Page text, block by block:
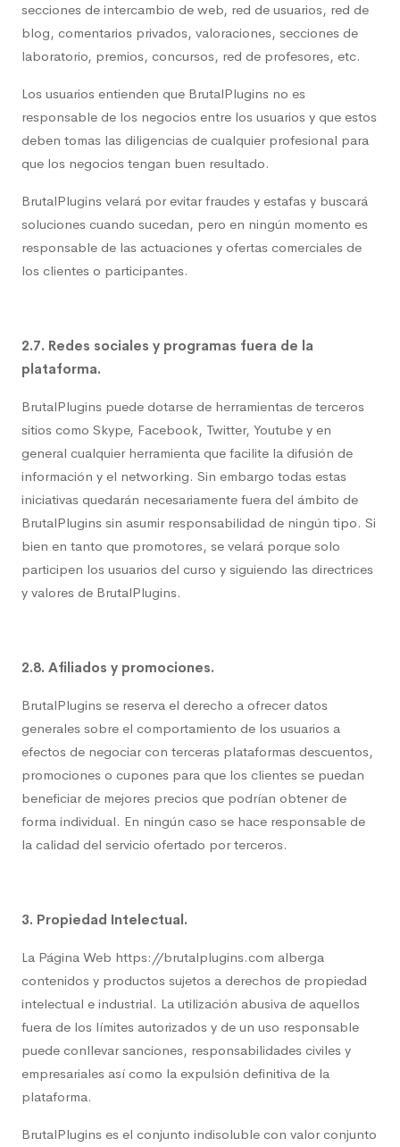
secciones de intercambio de web, red de usuarios, red de
blog, comentarios privados, valoraciones, secciones de
laboratorio, premios, concursos, red de profesores, etc.
Los usuarios entienden que BrutalPlugins no es
responsable de los negocios entre los usuarios y que estos
deben tomas las diligencias de cualquier profesional para
que los negocios tengan buen resultado.
BrutalPlugins velará por evitar fraudes y estafas y buscará
soluciones cuando sucedan, pero en ningún momento es
responsable de las actuaciones y ofertas comerciales de
los clientes o participantes.
2.7. Redes sociales y programas fuera de la
plataforma.
BrutalPlugins puede dotarse de herramientas de terceros
sitios como Skype, Facebook, Twitter, Youtube y en
general cualquier herramienta que facilite la difusión de
información y el networking. Sin embargo todas estas
iniciativas quedarán necesariamente fuera del ámbito de
BrutalPlugins sin asumir responsabilidad de ningún tipo. Si
bien en tanto que promotores, se velará porque solo
participen los usuarios del curso y siguiendo las directrices
y valores de BrutalPlugins.
2.8. Afiliados y promociones.
BrutalPlugins se reserva el derecho a ofrecer datos
generales sobre el comportamiento de los usuarios a
efectos de negociar con terceras plataformas descuentos,
promociones o cupones para que los clientes se puedan
beneficiar de mejores precios que podrían obtener de
forma individual. En ningún caso se hace responsable de
la calidad del servicio ofertado por terceros.
3. Propiedad Intelectual.
La Página Web https://brutalplugins.com alberga
contenidos y productos sujetos a derechos de propiedad
intelectual e industrial. La utilización abusiva de aquellos
fuera de los límites autorizados y de un uso responsable
puede conllevar sanciones, responsabilidades civiles y
empresariales así como la expulsión definitiva de la
plataforma.
BrutalPlugins es el conjunto indisoluble con valor conjunto